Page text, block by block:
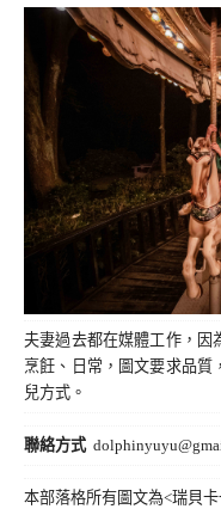
夫妻過去都在媒體工作，因
烹飪、日常，圖文要求品質
兒方式。
聯絡方式
本部落格所有圖文為<瑞貝